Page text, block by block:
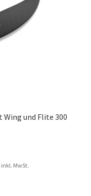
und Flite 300
inkl. MwSt.